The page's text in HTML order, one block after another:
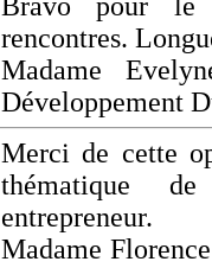
rencontres.
Madame
Développement
Merci de cette
thématique
entrepreneur.
Madame